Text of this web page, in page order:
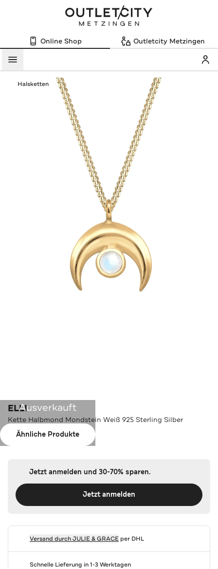
Online Shop Outletcity Metzingen
Menü
Halsketten
Ausverkauft
Ähnliche Produkte
ELLI
Kette Halbmond Mondstein Weiß 925 Sterling Silber
Jetzt anmelden und 30-70% sparen.
Jetzt anmelden
Versand durchJULIE & GRACEper DHL
Schnelle Lieferung in 1-3 Werktagen